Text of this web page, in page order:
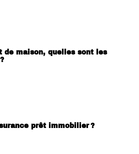
de maison, quelles sont les
prêt immobilier ?